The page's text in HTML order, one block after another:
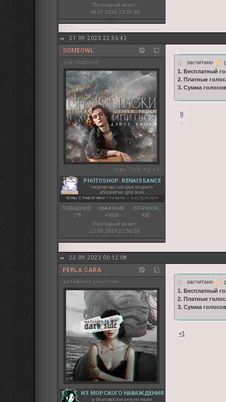
Последний визит:
08.07.2026 23:35:30
21.09.2023 22:56:42
SOMEOWL
сов-падение
copy: fleming <3
PHOTOSHOP: RENAISSANCE
творчество, которое открыто
абсолютно для всех
ТЕМЫ С РАБОТАМИ: ГРАФИКА ◇ МАСТЕРСКАЯ
СООБЩЕНИЙ:
279
УВАЖЕНИЕ:
+1004
ФЛОРИНОВ:
840
Последний визит:
12.06.2026 22:50:26
засчитано
1. Бесплатный
2. Платные
3. Сумма
0
22.09.2023 00:12:08
PERLA CARA
активный участник
ИЗ МОРСКОГО НАВАЖДЕНИЯ
в благовоспитанную леди
засчитано
1. Бесплатный
2. Платные
3. Сумма
+1